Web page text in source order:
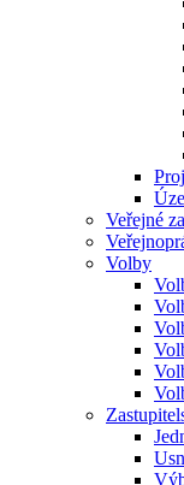
Veřejné
Volby